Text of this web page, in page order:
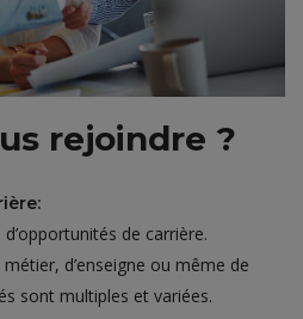
rejoindre ?
de carrière.
d’enseigne ou même de
sont multiples et variées.